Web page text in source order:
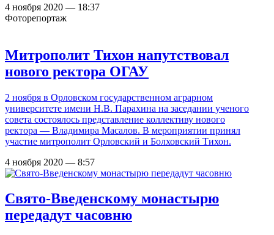
4 ноября 2020 — 18:37
Фоторепортаж
Митрополит Тихон напутствовал
нового ректора ОГАУ
2 ноября в Орловском государственном аграрном
университете имени Н.В. Парахина на заседании ученого
совета состоялось представление коллективу нового
ректора — Владимира Масалов. В мероприятии принял
участие митрополит Орловский и Болховский Тихон.
4 ноября 2020 — 8:57
Свято-Введенскому монастырю
передадут часовню